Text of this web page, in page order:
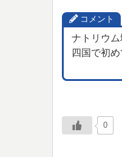
コメント
ナトリウ
四国で初
0